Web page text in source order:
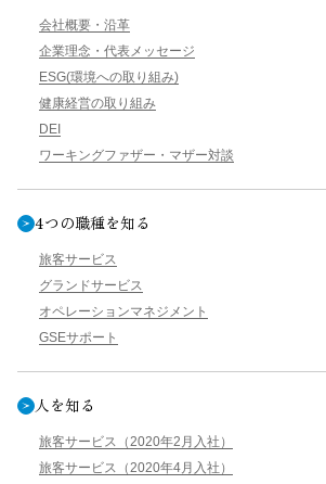
会社概要・沿革
企業理念・代表メッセージ
ESG(環境への取り組み)
健康経営の取り組み
DEI
ワーキングファザー・マザー対談
4つの職種を知る
旅客サービス
グランドサービス
オペレーションマネジメント
GSEサポート
人を知る
旅客サービス（2020年2月入社）
旅客サービス（2020年4月入社）